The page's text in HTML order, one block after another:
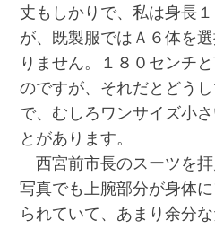
丈もしかりで、私は身長
が、既製服ではＡ６体を
りません。１８０センチ
のですが、それだとどう
で、むしろワンサイズ小
とがあります。
西宮前市長のスーツを
写真でも上腕部分が身体
られていて、あまり余分